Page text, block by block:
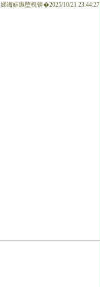
娣诲姞鏃堕棿锛�2025/10/21 23:44:27